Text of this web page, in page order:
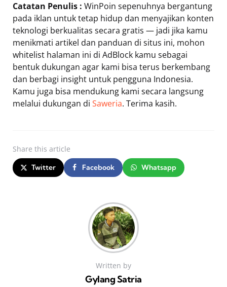
Catatan Penulis : WinPoin sepenuhnya bergantung
pada iklan untuk tetap hidup dan menyajikan konten
teknologi berkualitas secara gratis — jadi jika kamu
menikmati artikel dan panduan di situs ini, mohon
whitelist halaman ini di AdBlock kamu sebagai
bentuk dukungan agar kami bisa terus berkembang
dan berbagi insight untuk pengguna Indonesia.
Kamu juga bisa mendukung kami secara langsung
melalui dukungan di Saweria. Terima kasih.
Share this article
Twitter Facebook Whatsapp
Written by
Gylang Satria